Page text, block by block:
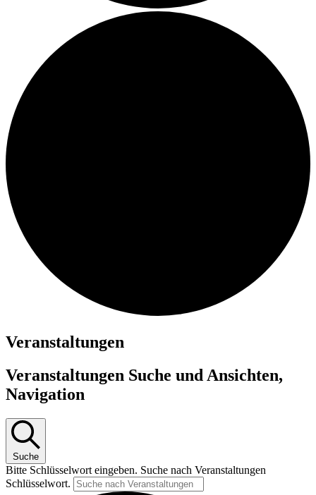
Veranstaltungen
Veranstaltungen Suche und Ansichten,
Navigation
Suche
Bitte Schlüsselwort eingeben. Suche nach Veranstaltungen
Schlüsselwort.